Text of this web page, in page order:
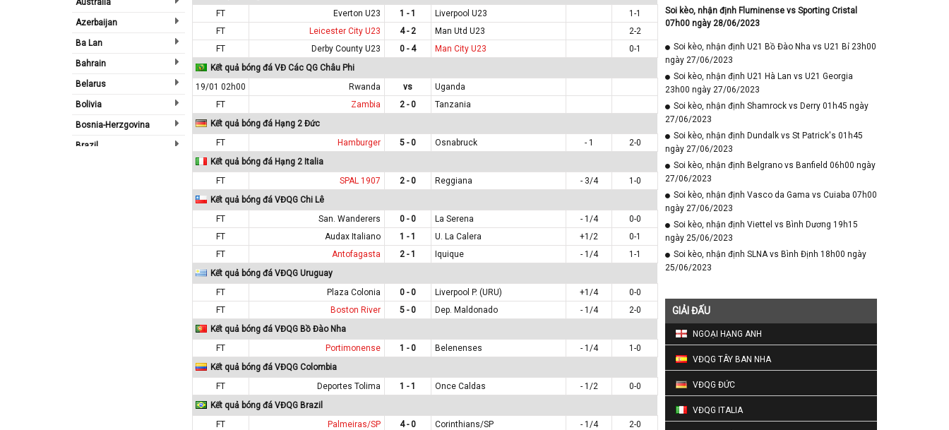
Azerbaijan
Ba Lan
Bahrain
Belarus
Bolivia
Bosnia-Herzgovina
Brazil
FT
Everton U23 1 - 1 Liverpool U23
1-1
FT
Leicester City U23 4 - 2 Man Utd U23
2-2
FT
Derby County U23 0 - 4 Man City U23
0-1
Kết quả bóng đá VĐ Các QG Châu Phi
19/01 02h00
Rwanda vs
Uganda
FT
Zambia 2 - 0
Tanzania
Kết quả bóng đá Hạng 2 Đức
FT
Hamburger 5 - 0 Osnabruck - 1
2-0
Kết quả bóng đá Hạng 2 Italia
FT
SPAL 1907 2 - 0 Reggiana - 3/4
1-0
Kết quả bóng đá VĐQG Chi Lê
FT
San. Wanderers 0 - 0 La Serena - 1/4
0-0
FT
Audax Italiano 1 - 1 U. La Calera +1/2
0-1
FT
Antofagasta 2 - 1 Iquique - 1/4
1-1
Kết quả bóng đá VĐQG Uruguay
FT
Plaza Colonia 0 - 0 Liverpool P. (URU) +1/4
0-0
FT
Boston River 5 - 0 Dep. Maldonado - 1/4
2-0
Kết quả bóng đá VĐQG Bồ Đào Nha
FT
Portimonense 1 - 0 Belenenses - 1/4
1-0
Kết quả bóng đá VĐQG Colombia
FT
Deportes Tolima 1 - 1 Once Caldas - 1/2
0-0
Kết quả bóng đá VĐQG Brazil
FT
Palmeiras/SP 4 - 0 Corinthians/SP - 1/4
2-0
Soi kèo, nhận định Fluminense vs Sporting Cristal
07h00 ngày 28/06/2023
Soi kèo, nhận định U21 Bồ Đào Nha vs U21 Bỉ 23h00
ngày 27/06/2023
Soi kèo, nhận định U21 Hà Lan vs U21 Georgia
23h00 ngày 27/06/2023
Soi kèo, nhận định Shamrock vs Derry 01h45 ngày
27/06/2023
Soi kèo, nhận định Dundalk vs St Patrick's 01h45
ngày 27/06/2023
Soi kèo, nhận định Belgrano vs Banfield 06h00 ngày
27/06/2023
Soi kèo, nhận định Vasco da Gama vs Cuiaba 07h00
ngày 27/06/2023
Soi kèo, nhận định Viettel vs Bình Dương 19h15
ngày 25/06/2023
Soi kèo, nhận định SLNA vs Bình Định 18h00 ngày
25/06/2023
GIẢI ĐẤU
NGOẠI HẠNG ANH
VĐQG TÂY BAN NHA
VĐQG ĐỨC
VĐQG ITALIA